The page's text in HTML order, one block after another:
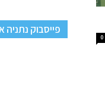
0
פייסבוק נתניה